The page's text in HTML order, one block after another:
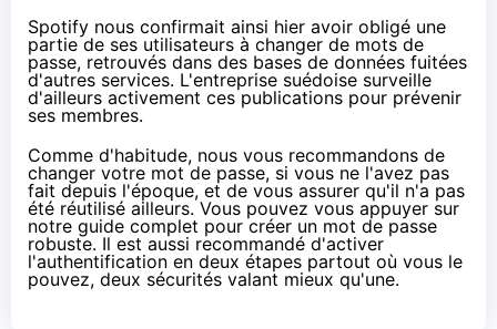
Spotify nous confirmait ainsi hier avoir obligé une
partie de ses utilisateurs à changer de mots de
passe, retrouvés dans des bases de données fuitées
d'autres services. L'entreprise suédoise surveille
d'ailleurs activement ces publications pour prévenir
ses membres.
Comme d'habitude, nous vous recommandons de
changer votre mot de passe, si vous ne l'avez pas
fait depuis l'époque, et de vous assurer qu'il n'a pas
été réutilisé ailleurs. Vous pouvez vous appuyer sur
notre guide complet pour créer un mot de passe
robuste. Il est aussi recommandé d'activer
l'authentification en deux étapes partout où vous le
pouvez, deux sécurités valant mieux qu'une.